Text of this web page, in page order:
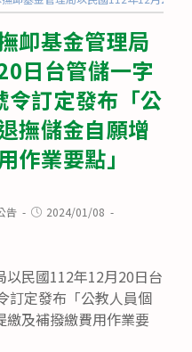
卹基金管理局
日台管儲一字
訂定發布「公
撫儲金自願增
作業要點」
告
Post2024/01/08
以民國112年12月20日台
訂定發布「公教人員個
繳及補撥繳費用作業要